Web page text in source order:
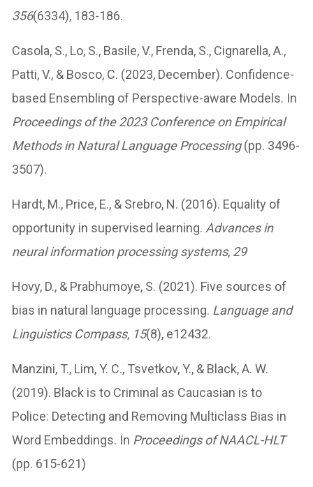
356(6334), 183-186.
Casola, S., Lo, S., Basile, V., Frenda, S., Cignarella, A.,
Patti, V., & Bosco, C. (2023, December). Confidence-
based Ensembling of Perspective-aware Models. In
Proceedings of the 2023 Conference on Empirical
Methods in Natural Language Processing(pp. 3496-
3507).
Hardt, M., Price, E., & Srebro, N. (2016). Equality of
opportunity in supervised learning. Advances in
neural information processing systems, 29
Hovy, D., & Prabhumoye, S. (2021). Five sources of
bias in natural language processing. Language and
Linguistics Compass, 15(8), e12432.
Manzini, T., Lim, Y. C., Tsvetkov, Y., & Black, A. W.
(2019). Black is to Criminal as Caucasian is to
Police: Detecting and Removing Multiclass Bias in
Word Embeddings. In Proceedings of NAACL-HLT
(pp. 615-621)